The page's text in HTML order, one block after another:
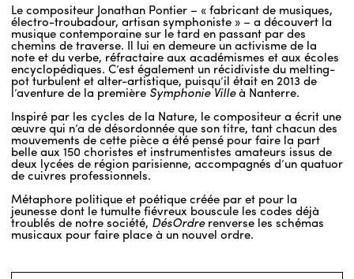
Le compositeur Jonathan Pontier – « fabricant de musiques,
électro-troubadour, artisan symphoniste » – a découvert la
musique contemporaine sur le tard en passant par des
chemins de traverse. Il lui en demeure un activisme de la
note et du verbe, réfractaire aux académismes et aux écoles
encyclopédiques. C’est également un récidiviste du melting-
pot turbulent et alter-artistique, puisqu’il était en 2013 de
l’aventure de la première Symphonie Villeà Nanterre.
Inspiré par les cycles de la Nature, le compositeur a écrit une
œuvre qui n’a de désordonnée que son titre, tant chacun des
mouvements de cette pièce a été pensé pour faire la part
belle aux 150 choristes et instrumentistes amateurs issus de
deux lycées de région parisienne, accompagnés d’un quatuor
de cuivres professionnels.
Métaphore politique et poétique créée par et pour la
jeunesse dont le tumulte fiévreux bouscule les codes déjà
troublés de notre société, DésOrdrerenverse les schémas
musicaux pour faire place à un nouvel ordre.